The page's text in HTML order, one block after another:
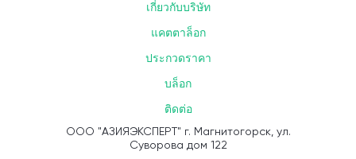
เกี่ยวกับบริษัท
แคตตาล็อก
ประกวดราคา
บล็อก
ติดต่อ
ООО "АЗИЯЭКСПЕРТ" г. Магнитогорск, ул.
Суворова дом 122